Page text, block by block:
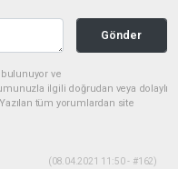
Gönder
bulunuyor ve
ilgili doğrudan veya dolaylı
tüm yorumlardan site
(08.04.2021 11:50 - #162)